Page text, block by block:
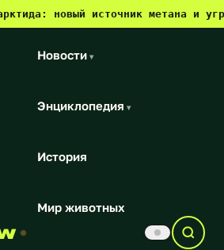
источник метана и угроза для
Новости ▾
Энциклопедия ▾
История
Мир животных